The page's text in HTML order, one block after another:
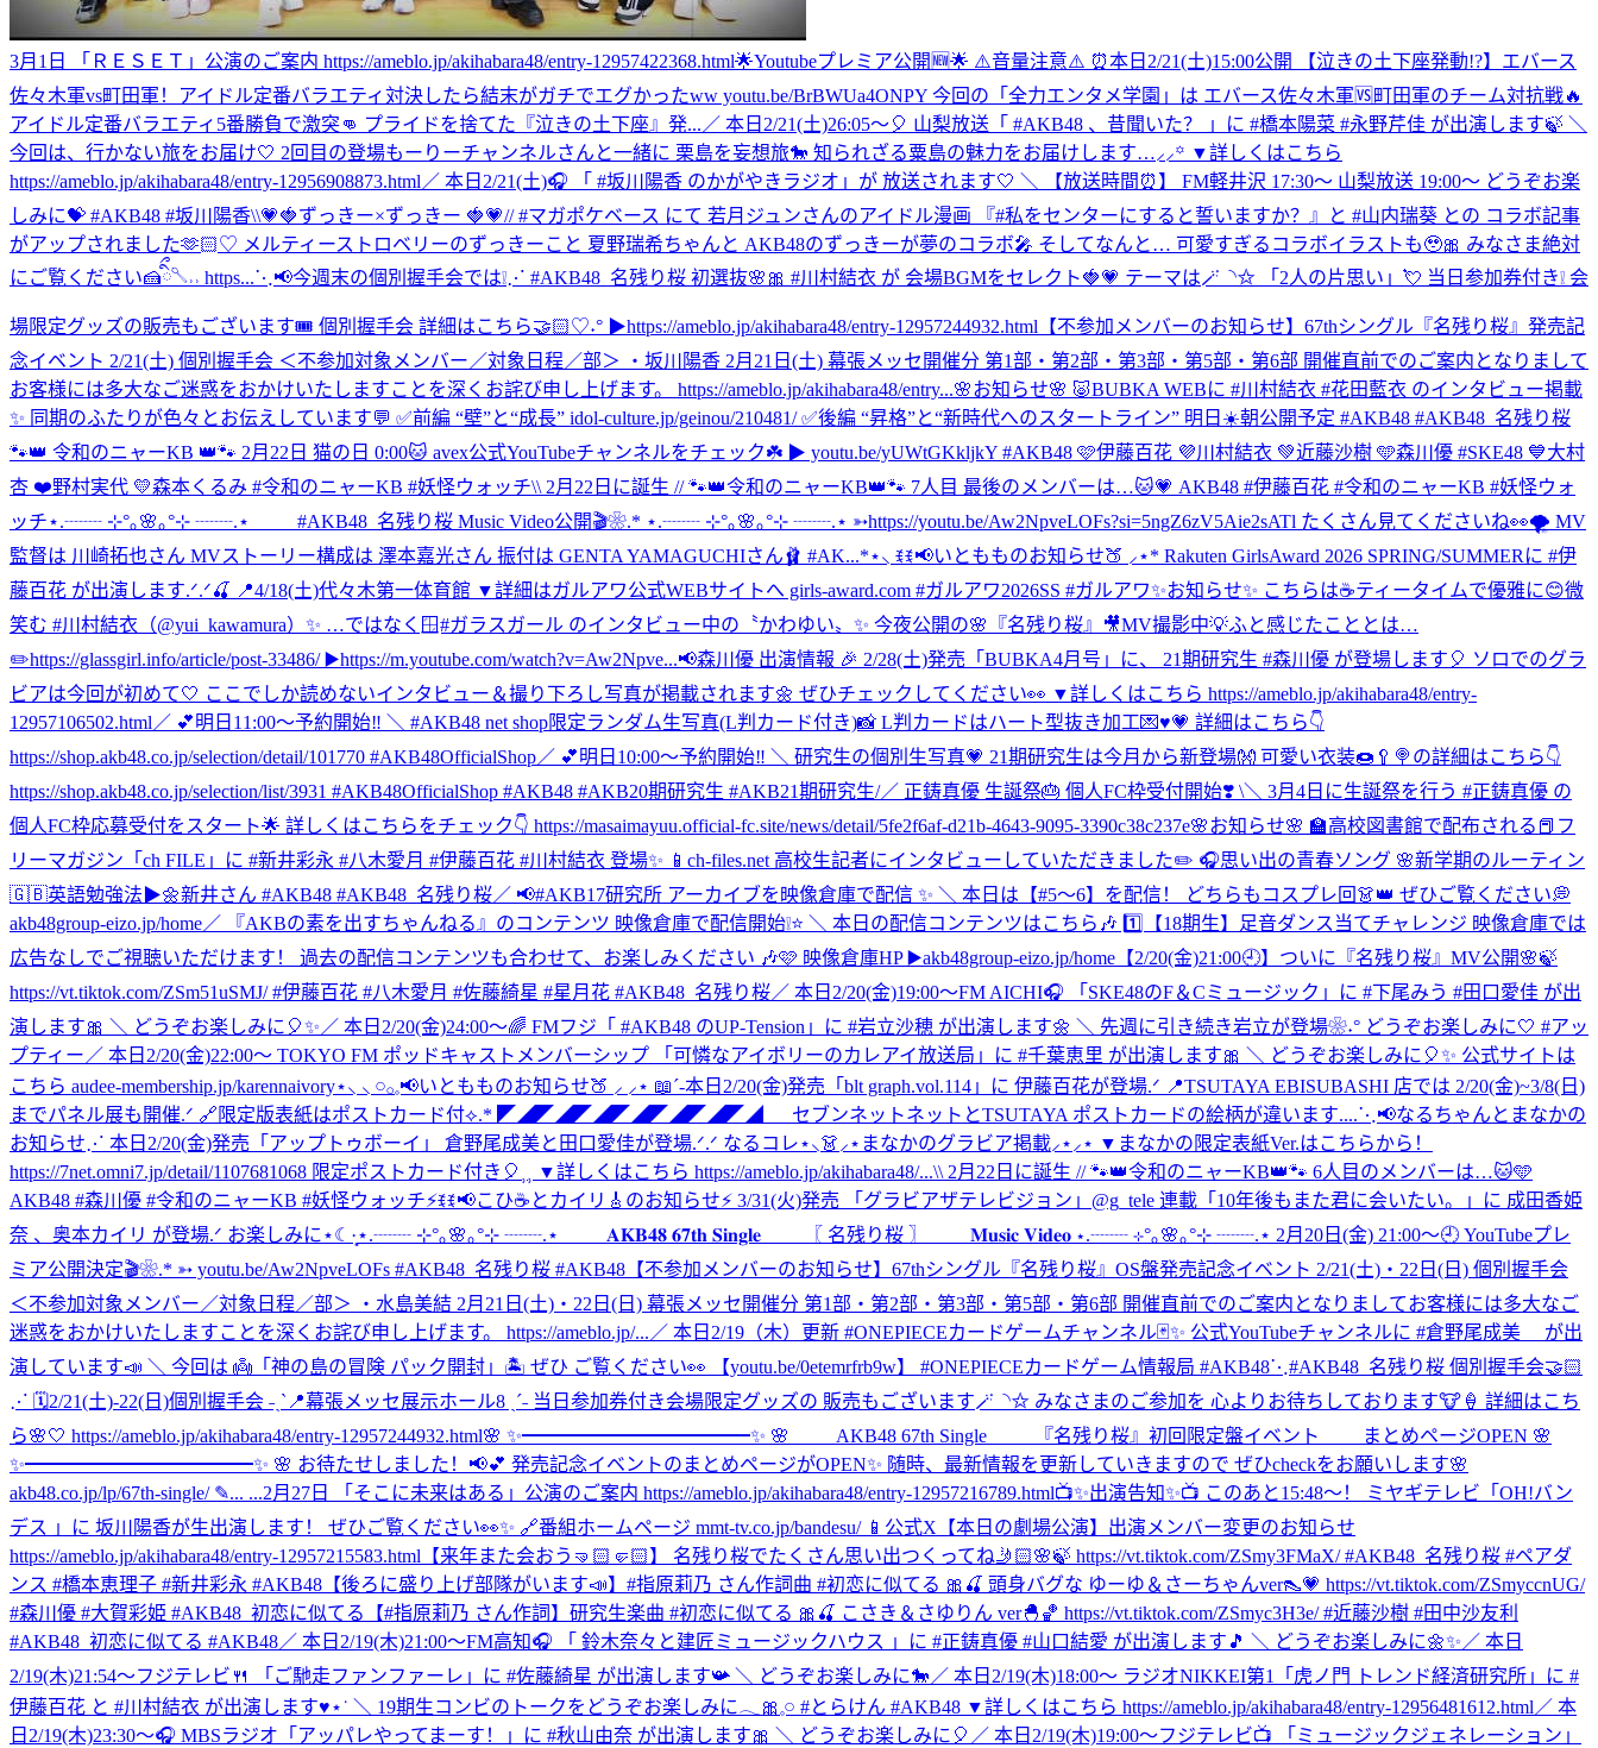
3月1日 「ＲＥＳＥＴ」公演のご案内 https://ameblo.jp/akihabara48/entry-12957422368.html🌟Youtubeプレミア公開🆕🌟 ⚠️音量注意⚠️ ⏰本日2/21(土)15:00公開 【泣きの土下座発動!?】エバース
佐々木軍vs町田軍！アイドル定番バラエティ対決したら結末がガチでエグかったww youtu.be/BrBWUa4ONPY 今回の「全力エンタメ学園」は エバース佐々木軍🆚町田軍のチーム対抗戦🔥
アイドル定番バラエティ5番勝負で激突👊 プライドを捨てた『泣きの土下座』発... ／ 本日2/21(土)26:05～🎈 山梨放送「 #AKB48 、昔聞いた？ 」に #橋本陽菜 #永野芹佳 が出演します🍃 ＼
今回は、行かない旅をお届け🤍 2回目の登場もーりーチャンネルさんと一緒に 栗島を妄想旅🐎 知られざる粟島の魅力をお届けします…⸝⸝꙳ ▼詳しくはこちら
https://ameblo.jp/akihabara48/entry-12956908873.html ／ 本日2/21(土)🎧 「 #坂川陽香 のかがやきラジオ」が 放送されます🤍 ＼ 【放送時間⏰】 FM軽井沢 17:30～ 山梨放送 19:00～ どうぞお楽
しみに💝 #AKB48 #坂川陽香\\💗🍓ずっきー×ずっきー 🍓💗// #マガポケベース にて 若月ジュンさんのアイドル漫画 『#私をセンターにすると誓いますか？』と #山内瑞葵 との コラボ記事
がアップされました🫶🏻♡ メルティーストロベリーのずっきーこと 夏野瑞希ちゃんと AKB48のずっきーが夢のコラボ🎤 そしてなんと… 可愛すぎるコラボイラストも🥹🎀 みなさま絶対
にご覧ください🍰ིྀ𓌈˒˒ https...⋱📢今週末の個別握手会では❕⋰ #AKB48_名残り桜 初選抜🌸🎀 #川村結衣 が 会場BGMをセレクト🍓💗 テーマは🪄◝✩ 「2人の片思い」💘 当日参加券付き❕ 会
場限定グッズの販売もございます🎟️ 個別握手会 詳細はこちら🤝🏻♡˖° ▶︎https://ameblo.jp/akihabara48/entry-12957244932.html 【不参加メンバーのお知らせ】67thシングル『名残り桜』発売記
念イベント 2/21(土) 個別握手会 ＜不参加対象メンバー／対象日程／部＞ ・坂川陽香 2月21日(土) 幕張メッセ開催分 第1部・第2部・第3部・第5部・第6部 開催直前でのご案内となりまして
お客様には多大なご迷惑をおかけいたしますことを深くお詫び申し上げます。 https://ameblo.jp/akihabara48/entry...🌸お知らせ🌸 🐷BUBKA WEBに #川村結衣 #花田藍衣 のインタビュー掲載
✨ 同期のふたりが色々とお伝えしています💬 ✅前編 “壁”と“成長” idol-culture.jp/geinou/210481/ ✅後編 “昇格”と“新時代へのスタートライン” 明日☀️朝公開予定 #AKB48 #AKB48_名残り桜
🐾👑 令和のニャーKB 👑🐾 2月22日 猫の日 0:00🐱 avex公式YouTubeチャンネルをチェック☘️ ▶︎ youtu.be/yUWtGKkljkY #AKB48 🩷伊藤百花 💜川村結衣 💚近藤沙樹 🩵森川優 #SKE48 💙大村
杏 ❤️野村実代 💛森本くるみ #令和のニャーKB #妖怪ウォッチ\\ 2月22日に誕生 // 🐾👑令和のニャーKB👑🐾 7人目 最後のメンバーは…🐱💗 AKB48 #伊藤百花 #令和のニャーKB #妖怪ウォ
ッチ⋆.┈┈ ⊹°｡🌸｡°⊹ ┈┈.⋆ #AKB48_名残り桜 Music Video公開🎬❀.* ⋆.┈┈ ⊹°｡🌸｡°⊹ ┈┈.⋆ ➳https://youtu.be/Aw2NpveLOFs?si=5ngZ6zV5Aie2sATl たくさん見てくださいね👀🌪️ MV
監督は 川崎拓也さん MVストーリー構成は 澤本嘉光さん 振付は GENTA YAMAGUCHIさん🩰 #AK...*⋆⸜ ꉂꉂ📢いともものお知らせ🍑 ⸝⋆* Rakuten GirlsAward 2026 SPRING/SUMMERに #伊
藤百花 が出演します.ᐟ.ᐟ🍒 📍4/18(土)代々木第一体育館 ▼詳細はガルアワ公式WEBサイトへ girls-award.com #ガルアワ2026SS #ガルアワ✨お知らせ✨ こちらは☕️ティータイムで優雅に😊微
笑む #川村結衣（@yui_kawamura）✨ …ではなく🪟#ガラスガール のインタビュー中の〝かわゆい〟✨ 今夜公開の🌸『名残り桜』🎥MV撮影中💡ふと感じたこととは…
✏️https://glassgirl.info/article/post-33486/ ▶️https://m.youtube.com/watch?v=Aw2Npve...📢森川優 出演情報 🎉 2/28(土)発売「BUBKA4月号」に、 21期研究生 #森川優 が登場します🎈 ソロでのグラ
ビアは今回が初めて🤍 ここでしか読めないインタビュー＆撮り下ろし写真が掲載されます🌼 ぜひチェックしてください👀 ▼詳しくはこちら https://ameblo.jp/akihabara48/entry-
12957106502.html ／ 💕明日11:00～予約開始‼️ ＼ #AKB48 net shop限定ランダム生写真(L判カード付き)📸 L判カードはハート型抜き加工💌♥💗 詳細はこちら👇
https://shop.akb48.co.jp/selection/detail/101770 #AKB48OfficialShop／ 💕明日10:00～予約開始‼️ ＼ 研究生の個別生写真💗 21期研究生は今月から新登場👐 可愛い衣装🍩🥄🍭の詳細はこちら👇
https://shop.akb48.co.jp/selection/list/3931 #AKB48OfficialShop #AKB48 #AKB20期研究生 #AKB21期研究生/／ 正鋳真優 生誕祭🎂 個人FC枠受付開始❣️ \＼ 3月4日に生誕祭を行う #正鋳真優 の
個人FC枠応募受付をスタート🌟 詳しくはこちらをチェック👇 https://masaimayuu.official-fc.site/news/detail/5fe2f6af-d21b-4643-9095-3390c38c237e🌸お知らせ🌸 🏫高校図書館で配布される📕フ
リーマガジン「ch FILE」に #新井彩永 #八木愛月 #伊藤百花 #川村結衣 登場✨ 📱ch-files.net 高校生記者にインタビューしていただきました✏️ 🎧思い出の青春ソング 🌸新学期のルーティン
🇬🇧英語勉強法▶︎🌼新井さん #AKB48 #AKB48_名残り桜／ 📢#AKB17研究所 アーカイブを映像倉庫で配信 ✨ ＼ 本日は【#5〜6】を配信！ どちらもコスプレ回👗👑 ぜひご覧ください💭
akb48group-eizo.jp/home／ 『AKBの素を出すちゃんねる』のコンテンツ 映像倉庫で配信開始❕⭐️ ＼ 本日の配信コンテンツはこちら🎶 1️⃣【18期生】足音ダンス当てチャレンジ 映像倉庫では
広告なしでご視聴いただけます！ 過去の配信コンテンツも合わせて、お楽しみください 🎶🩷 映像倉庫HP ▶️akb48group-eizo.jp/home 【2/20(金)21:00🕘】ついに『名残り桜』MV公開🌸🍃
https://vt.tiktok.com/ZSm51uSMJ/ #伊藤百花 #八木愛月 #佐藤綺星 #星月花 #AKB48_名残り桜／ 本日2/20(金)19:00～FM AICHI🎧 「SKE48のF＆Cミュージック」に #下尾みう #田口愛佳 が出
演します🎀 ＼ どうぞお楽しみに🎈✨ ／ 本日2/20(金)24:00～🌈 FMフジ「 #AKB48 のUP-Tension」に #岩立沙穂 が出演します🌼 ＼ 先週に引き続き岩立が登場❀˖° どうぞお楽しみに🤍 #アッ
プティー ／ 本日2/20(金)22:00～ TOKYO FM ポッドキャストメンバーシップ 「可憐なアイボリーのカレアイ放送局」に #千葉恵里 が出演します🎀 ＼ どうぞお楽しみに🎈✨ 公式サイトは
こちら audee-membership.jp/karennaivory⋆⸜ ⸜ 𓏸𓂂𓈒📢いともものお知らせ🍑 ⸝‍ ⸝‍⋆ 📖´-本日2/20(金)発売「blt graph.vol.114」に 伊藤百花が登場.ᐟ 📍TSUTAYA EBISUBASHI 店では 2/20(金)~3/8(日)
までパネル展も開催.ᐟ 🔗限定版表紙はポストカード付⟡.* ◤◢◤◢◤◢◤◢◤◢◤◢◤◢ セブンネットネットとTSUTAYA ポストカードの絵柄が違います....⋱📢なるちゃんとまなかの
お知らせ⋰ 本日2/20(金)発売「アップトゥボーイ」 倉野尾成美と田口愛佳が登場.ᐟ.ᐟ なるコレ⋆⸜👗⸝‍⋆まなかのグラビア掲載⸝⋆⸝⋆ ▼まなかの限定表紙Ver.はこちらから！
https://7net.omni7.jp/detail/1107681068 限定ポストカード付き🎈⸒⸒ ▼詳しくはこちら https://ameblo.jp/akihabara48/...\\ 2月22日に誕生 // 🐾👑令和のニャーKB👑🐾 6人目のメンバーは…🐱🩵
AKB48 #森川優 #令和のニャーKB #妖怪ウォッチ⚡ꉂꉂ📢こひ☕️とカイリ🎸のお知らせ⚡ 3/31(火)発売 「グラビアザテレビジョン」@g_tele 連載「10年後もまた君に会いたい。」に 成田香姫
奈 、奥本カイリ が登場.ᐟ お楽しみに⋆☾·̩͙⋆.┈┈ ⊹°｡🌸｡°⊹ ┈┈.⋆ 𝐀𝐊𝐁𝟒𝟖 𝟔𝟕𝐭𝐡 𝐒𝐢𝐧𝐠𝐥𝐞 〖 名残り桜 〗 𝐌𝐮𝐬𝐢𝐜 𝐕𝐢𝐝𝐞𝐨 ⋆.┈┈ ⊹°｡🌸｡°⊹ ┈┈.⋆ 2月20日(金) 21:00〜🕘 YouTubeプレ
ミア公開決定🎬❀.* ➳ youtu.be/Aw2NpveLOFs #AKB48_名残り桜 #AKB48 【不参加メンバーのお知らせ】67thシングル『名残り桜』OS盤発売記念イベント 2/21(土)・22日(日) 個別握手会
＜不参加対象メンバー／対象日程／部＞ ・水島美結 2月21日(土)・22日(日) 幕張メッセ開催分 第1部・第2部・第3部・第5部・第6部 開催直前でのご案内となりましてお客様には多大なご
迷惑をおかけいたしますことを深くお詫び申し上げます。 https://ameblo.jp/... ／ 本日2/19（木）更新 #ONEPIECEカードゲームチャンネル🃏✨ 公式YouTubeチャンネルに #倉野尾成美 が出
演しています📣 ＼ 今回は 👼「神の島の冒険 パック開封」🏝️ ぜひ ご覧ください👀 【youtu.be/0etemrfrb9w】 #ONEPIECEカードゲーム情報局 #AKB48⋱#AKB48_名残り桜 個別握手会🤝🏻
⋰ 🗓️2/21(土)-22(日)個別握手会 ˗ˏˋ📍幕張メッセ展示ホール8 ˎˊ˗ 当日参加券付き会場限定グッズの 販売もございます🪄◝✩ みなさまのご参加を 心よりお待ちしております🐮🍦 詳細はこち
ら🌸🤍 https://ameblo.jp/akihabara48/entry-12957244932.html🌸 ✨━━━━━━━━━━━━✨ 🌸 AKB48 67th Single 『名残り桜』初回限定盤イベント まとめページOPEN 🌸
✨━━━━━━━━━━━━✨ 🌸 お待たせしました！📢💕 発売記念イベントのまとめページがOPEN✨ 随時、最新情報を更新していきますので ぜひcheckをお願いします🌸
akb48.co.jp/lp/67th-single/ ✎... ...2月27日 「そこに未来はある」公演のご案内 https://ameblo.jp/akihabara48/entry-12957216789.html📺✨出演告知✨📺 このあと15:48〜！ ミヤギテレビ「OH!バン
デス 」に 坂川陽香が生出演します！ ぜひご覧ください👀✨ 🔗番組ホームページ mmt-tv.co.jp/bandesu/ 📱公式X 【本日の劇場公演】出演メンバー変更のお知らせ
https://ameblo.jp/akihabara48/entry-12957215583.html 【来年また会おう🤜🏻🤛🏻】 名残り桜でたくさん思い出つくってね🤳🏻🌸🍃 https://vt.tiktok.com/ZSmy3FMaX/ #AKB48_名残り桜 #ペアダ
ンス #橋本恵理子 #新井彩永 #AKB48 【後ろに盛り上げ部隊がいます📣】#指原莉乃 さん作詞曲 #初恋に似てる 🎀🍒 頭身バグな ゆーゆ＆さーちゃんver👠💗 https://vt.tiktok.com/ZSmyccnUG/
#森川優 #大賀彩姫 #AKB48_初恋に似てる
【#指原莉乃 さん作詞】研究生楽曲 #初恋に似てる 🎀🍒 こさき＆さゆりん ver🐣🏀 https://vt.tiktok.com/ZSmyc3H3e/ #近藤沙樹 #田中沙友利
#AKB48_初恋に似てる #AKB48／ 本日2/19(木)21:00～FM高知🎧 「 鈴⽊奈々と建匠ミュージックハウス 」に #正鋳真優 #山口結愛 が出演します🎵 ＼ どうぞお楽しみに🌼✨ ／ 本日
2/19(木)21:54～フジテレビ🍴 「ご馳走ファンファーレ」に #佐藤綺星 が出演します📯 ＼ どうぞお楽しみに🐎 ／ 本日2/19(木)18:00～ ラジオNIKKEI第1「虎ノ門 トレンド経済研究所」に #
伊藤百花 と #川村結衣 が出演します♥⋆˙ ＼ 19期生コンビのトークをどうぞお楽しみに𓂃🎀𓈒𓏸 #とらけん #AKB48 ▼詳しくはこちら https://ameblo.jp/akihabara48/entry-12956481612.html ／ 本
日2/19(木)23:30～🎧 MBSラジオ「アッパレやってまーす！」に #秋山由奈 が出演します🎀 ＼ どうぞお楽しみに🎈 ／ 本日2/19(木)19:00～フジテレビ📺 「ミュージックジェネレーション」